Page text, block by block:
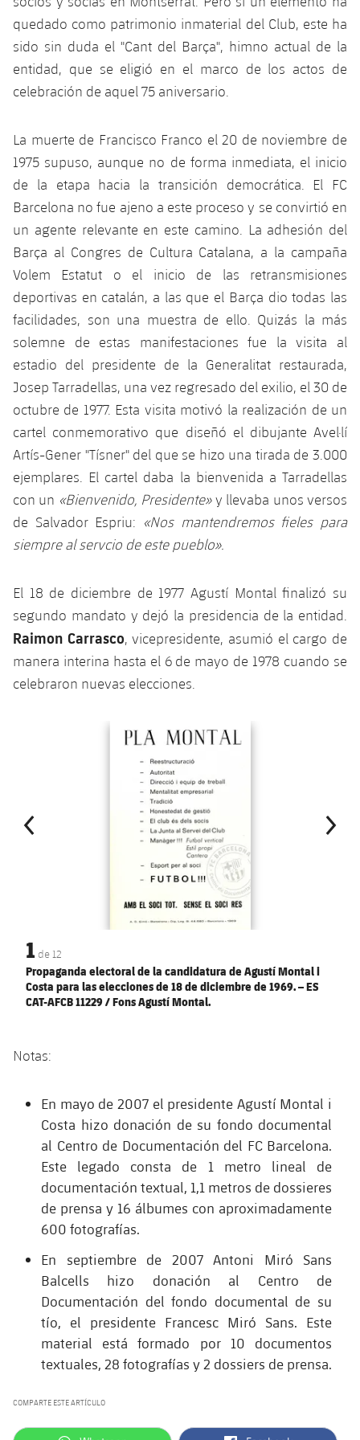
quedado como patrimonio inmaterial del Club, este ha
sido sin duda el "Cant del Barça", himno actual de la
entidad, que se eligió en el marco de los actos de
celebración de aquel 75 aniversario.
La muerte de Francisco Franco el 20 de noviembre de
1975 supuso, aunque no de forma inmediata, el inicio
de la etapa hacia la transición democrática. El FC
Barcelona no fue ajeno a este proceso y se convirtió en
un agente relevante en este camino. La adhesión del
Barça al Congres de Cultura Catalana, a la campaña
Volem Estatut o el inicio de las retransmisiones
deportivas en catalán, a las que el Barça dio todas las
facilidades, son una muestra de ello. Quizás la más
solemne de estas manifestaciones fue la visita al
estadio del presidente de la Generalitat restaurada,
Josep Tarradellas, una vez regresado del exilio, el 30 de
octubre de 1977. Esta visita motivó la realización de un
cartel conmemorativo que diseñó el dibujante Avel·lí
Artís-Gener "Tísner" del que se hizo una tirada de 3.000
ejemplares. El cartel daba la bienvenida a Tarradellas
con un «Bienvenido, Presidente»y llevaba unos versos
de Salvador Espriu: «Nos mantendremos fieles para
siempre al servcio de este pueblo».
El 18 de diciembre de 1977 Agustí Montal finalizó su
segundo mandato y dejó la presidencia de la entidad.
Raimon Carrasco, vicepresidente, asumió el cargo de
manera interina hasta el 6 de mayo de 1978 cuando se
celebraron nuevas elecciones.
1 de 12
Propaganda electoral de la candidatura de Agustí Montal i
Costa para las elecciones de 18 de diciembre de 1969. – ES
CAT-AFCB 11229 / Fons Agustí Montal.
Notas:
En mayo de 2007 el presidente Agustí Montal i
Costa hizo donación de su fondo documental
al Centro de Documentación del FC Barcelona.
Este legado consta de 1 metro lineal de
documentación textual, 1,1 metros de dossieres
de prensa y 16 álbumes con aproximadamente
600 fotografías.
En septiembre de 2007 Antoni Miró Sans
Balcells hizo donación al Centro de
Documentación del fondo documental de su
tío, el presidente Francesc Miró Sans. Este
material está formado por 10 documentos
textuales, 28 fotografías y 2 dossiers de prensa.
COMPARTE ESTE ARTÍCULO